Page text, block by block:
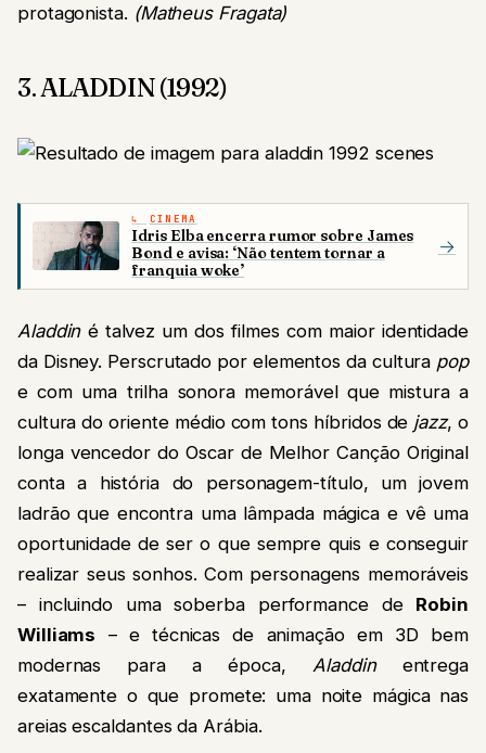
protagonista. (Matheus Fragata)
3. ALADDIN (1992)
CINEMA
Idris Elba encerra rumor sobre James
Bond e avisa: ‘Não tentem tornar a
franquia woke’
→
Aladdiné talvez um dos filmes com maior identidade
da Disney. Perscrutado por elementos da cultura pop
e com uma trilha sonora memorável que mistura a
cultura do oriente médio com tons híbridos de jazz, o
longa vencedor do Oscar de Melhor Canção Original
conta a história do personagem-título, um jovem
ladrão que encontra uma lâmpada mágica e vê uma
oportunidade de ser o que sempre quis e conseguir
realizar seus sonhos. Com personagens memoráveis
– incluindo uma soberba performance de Robin
Williams – e técnicas de animação em 3D bem
modernas para a época, Aladdinentrega
exatamente o que promete: uma noite mágica nas
areias escaldantes da Arábia.